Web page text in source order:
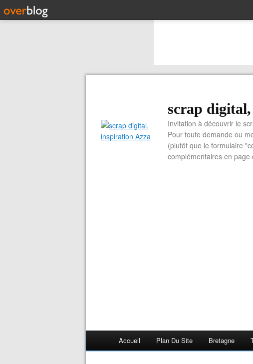
scrap
Invitation à découvrir le
Pour toute demande ou
(plutôt que le formulaire
complémentaires en
Accueil Plan Du Site Bretagne